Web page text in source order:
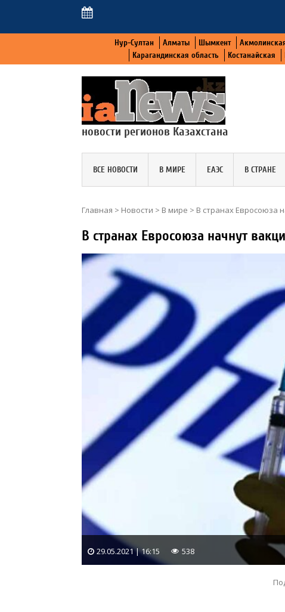
Нур-Султан Алматы Шымкент
Карагандинская область
Костанайская
новости регионов Казахстана
ВСЕ НОВОСТИ В МИРЕ ЕАЭС В СТРАНЕ
Главная > Новости > В мире > В странах Евросоюза
В странах Евросоюза начнут
29.05.2021 | 16:15 538